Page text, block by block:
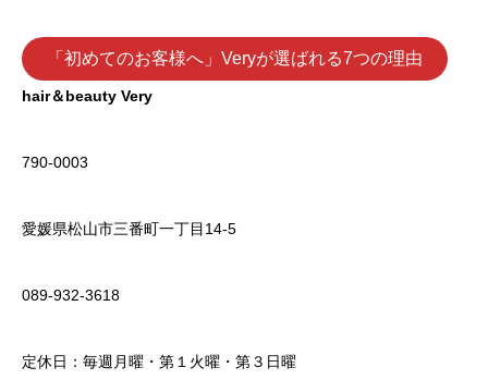
「初めてのお客様へ」Veryが選ばれる7つの理由
hair＆beauty Very
790-0003
愛媛県松山市三番町一丁目14-5
089-932-3618
定休日：毎週月曜・第１火曜・第３日曜